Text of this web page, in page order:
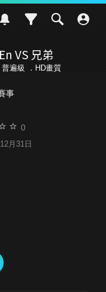
VS 兄弟
普遍級 ．HD畫質
事
0
月31日